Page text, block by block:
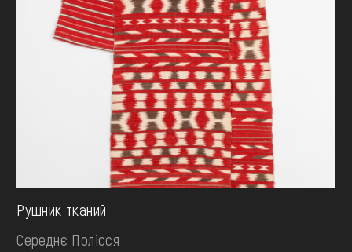
Рушник тканий
Середнє Полісся